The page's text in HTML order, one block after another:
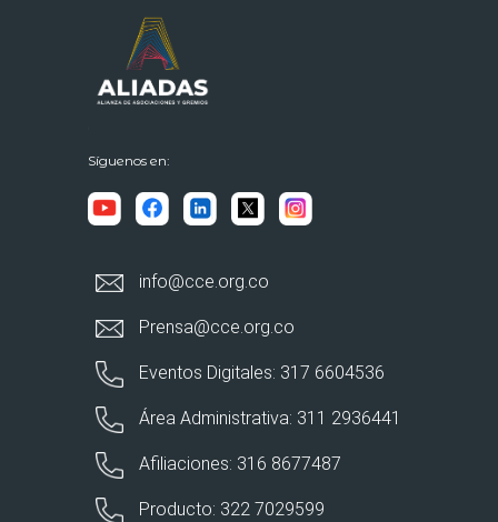
Síguenos en:
info@cce.org.co
Prensa@cce.org.co
Eventos Digitales: 317 6604536
Área Administrativa: 311 2936441
Afiliaciones: 316 8677487
Producto: 322 7029599